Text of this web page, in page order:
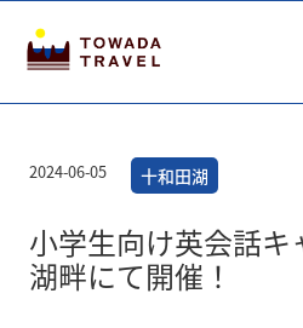
2024-06-05 十和田湖
小学生向け英会話キ
湖畔にて開催！